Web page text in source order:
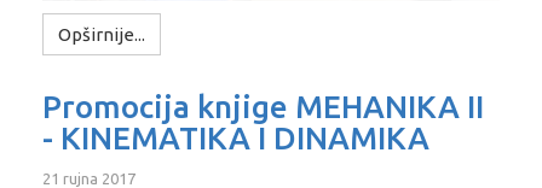
Opširnije...
Promocija knjige MEHANIKA II
- KINEMATIKA I DINAMIKA
21 rujna 2017